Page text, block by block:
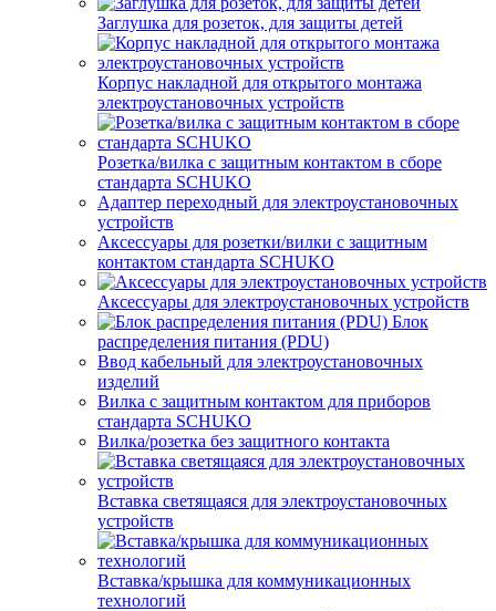
Заглушка для розеток, для защиты детей
Корпус накладной для открытого монтажа
электроустановочных устройств
Розетка/вилка с защитным контактом в сборе
стандарта SCHUKO
Адаптер переходный для электроустановочных
устройств
Аксессуары для розетки/вилки с защитным
контактом стандарта SCHUKO
Аксессуары для электроустановочных устройств
Блок
распределения питания (PDU)
Ввод кабельный для электроустановочных
изделий
Вилка с защитным контактом для приборов
стандарта SCHUKO
Вилка/розетка без защитного контакта
Вставка светящаяся для электроустановочных
устройств
Вставка/крышка для коммуникационных
технологий